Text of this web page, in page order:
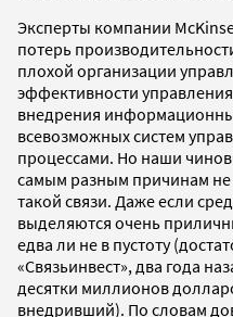
Эксперты компании
потерь
плохой организации
эффективности
внедрения
всевозможных систем
процессами. Но наши
самым разным причинам не
такой связи. Даже если
выделяются очень
едва ли не в пустоту
«Связьинвест», два года
десятки миллионов
внедривший). По словам